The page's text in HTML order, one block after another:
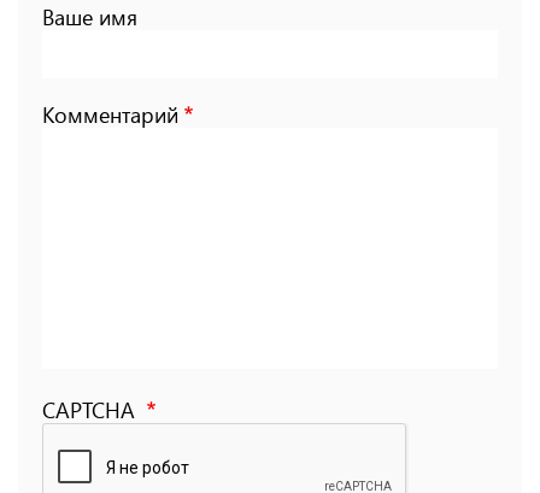
Ваше имя
Комментарий
CAPTCHA